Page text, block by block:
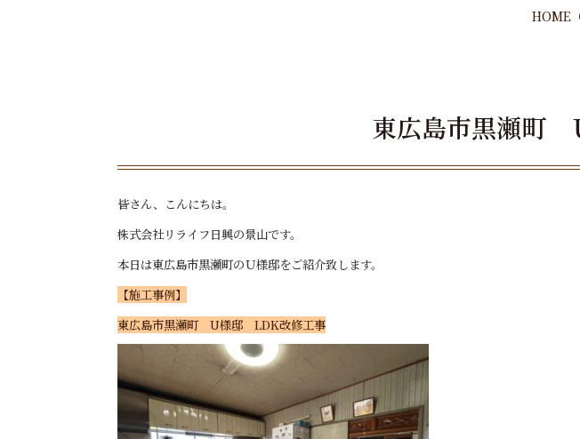
HOME
東広島市黒瀬町
皆さん、こんにちは。
株式会社リライフ日興の景山です。
本日は東広島市黒瀬町のＵ様邸をご紹介致します。
【施工事例】
東広島市黒瀬町 U様邸 LDK改修工事